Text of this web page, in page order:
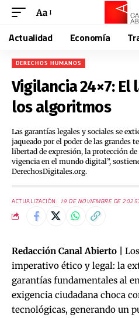
Aa
Actualidad Economía
DERECHOS HUMANOS
Vigilancia 24×7: El
los algoritmos
Las garantías legales y sociales se
jaqueado por el poder de las grandes
libertad de expresión, la protección
vigencia en el mundo digital”,
DerechosDigitales.org.
ACTUALIZACIÓN: 19 DE NOVIEMBRE DE 2025
Redacción Canal Abierto |
imperativo ético y legal: la
garantías fundamentales al
exigencia ciudadana choca
tecnológicas, generando un